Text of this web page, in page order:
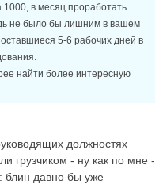
1000, в месяц проработать
не было бы лишним в вашем
5-6 рабочих дней в
найти более интересную
должностях
грузчиком - ну как по мне -
блин давно бы уже